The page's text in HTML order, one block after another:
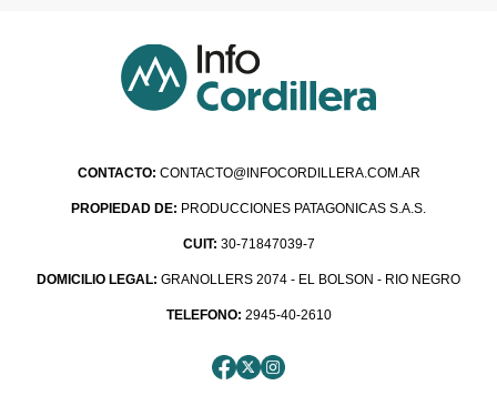
CONTACTO: CONTACTO@INFOCORDILLERA.COM.AR
PROPIEDAD DE: PRODUCCIONES PATAGONICAS S.A.S.
CUIT: 30-71847039-7
DOMICILIO LEGAL: GRANOLLERS 2074 - EL BOLSON - RIO NEGRO
TELEFONO: 2945-40-2610